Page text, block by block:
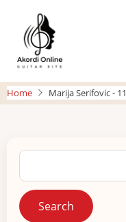
main
content
Home Marija Serifovic - 11
Search